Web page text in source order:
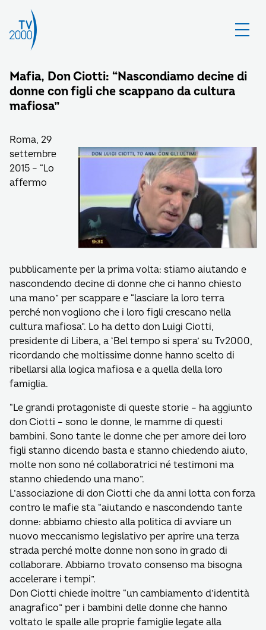
Mafia, Don Ciotti: “Nascondiamo decine di
donne con figli che scappano da cultura
mafiosa”
Roma, 29
settembre
2015 – “Lo
affermo
pubblicamente per la prima volta: stiamo aiutando e
nascondendo decine di donne che ci hanno chiesto
una mano” per scappare e “lasciare la loro terra
perché non vogliono che i loro figli crescano nella
cultura mafiosa”. Lo ha detto don Luigi Ciotti,
presidente di Libera, a ‘Bel tempo si spera’ su Tv2000,
ricordando che moltissime donne hanno scelto di
ribellarsi alla logica mafiosa e a quella della loro
famiglia.
“Le grandi protagoniste di queste storie – ha aggiunto
don Ciotti – sono le donne, le mamme di questi
bambini. Sono tante le donne che per amore dei loro
figli stanno dicendo basta e stanno chiedendo aiuto,
molte non sono né collaboratrici né testimoni ma
stanno chiedendo una mano”.
L’associazione di don Ciotti che da anni lotta con forza
contro le mafie sta “aiutando e nascondendo tante
donne: abbiamo chiesto alla politica di avviare un
nuovo meccanismo legislativo per aprire una terza
strada perché molte donne non sono in grado di
collaborare. Abbiamo trovato consenso ma bisogna
accelerare i tempi”.
Don Ciotti chiede inoltre “un cambiamento d’identità
anagrafico” per i bambini delle donne che hanno
voltato le spalle alle proprie famiglie legate alla